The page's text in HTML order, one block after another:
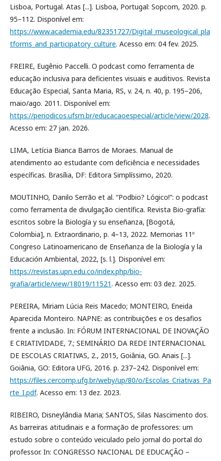
Lisboa, Portugal. Atas [...]. Lisboa, Portugal: Sopcom, 2020. p.
95–112. Disponível em:
https://www.academia.edu/82351727/Digital_museological_pla
tforms_and_participatory_culture. Acesso em: 04 fev. 2025.
FREIRE, Eugênio Paccelli. O podcast como ferramenta de
educação inclusiva para deficientes visuais e auditivos. Revista
Educação Especial, Santa Maria, RS, v. 24, n. 40, p. 195–206,
maio/ago. 2011. Disponível em:
https://periodicos.ufsm.br/educacaoespecial/article/view/2028.
Acesso em: 27 jan. 2026.
LIMA, Letícia Bianca Barros de Moraes. Manual de
atendimento ao estudante com deficiência e necessidades
específicas. Brasília, DF: Editora Simplíssimo, 2020.
MOUTINHO, Danilo Serrão et al. “Podbio? Lógico!”: o podcast
como ferramenta de divulgação científica. Revista Bio-grafía:
escritos sobre la Biología y su enseñanza, [Bogotá,
Colombia], n. Extraordinario, p. 4–13, 2022. Memorias 11º
Congreso Latinoamericano de Enseñanza de la Biología y la
Educación Ambiental, 2022, [s. l.]. Disponível em:
https://revistas.upn.edu.co/index.php/bio-
grafia/article/view/18019/11521. Acesso em: 03 dez. 2025.
PEREIRA, Miriam Lúcia Reis Macedo; MONTEIRO, Eneida
Aparecida Monteiro. NAPNE: as contribuições e os desafios
frente a inclusão. In: FÓRUM INTERNACIONAL DE INOVAÇÃO
E CRIATIVIDADE, 7.; SEMINÁRIO DA REDE INTERNACIONAL
DE ESCOLAS CRIATIVAS, 2., 2015, Goiânia, GO. Anais [...].
Goiânia, GO: Editora UFG, 2016. p. 237–242. Disponível em:
https://files.cercomp.ufg.br/weby/up/80/o/Escolas_Criativas_Pa
rte_I.pdf. Acesso em: 13 dez. 2023.
RIBEIRO, Disneylândia Maria; SANTOS, Silas Nascimento dos.
As barreiras atitudinais e a formação de professores: um
estudo sobre o conteúdo veiculado pelo jornal do portal do
professor. In: CONGRESSO NACIONAL DE EDUCAÇÃO –